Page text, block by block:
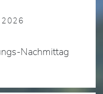
2026
Nachmittag